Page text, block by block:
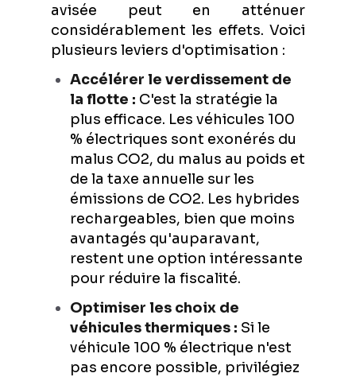
avisée peut en atténuer
considérablement les effets. Voici
plusieurs leviers d'optimisation :
Accélérer le verdissement de
la flotte : C'est la stratégie la
plus efficace. Les véhicules 100
% électriques sont exonérés du
malus CO2, du malus au poids et
de la taxe annuelle sur les
émissions de CO2. Les hybrides
rechargeables, bien que moins
avantagés qu'auparavant,
restent une option intéressante
pour réduire la fiscalité.
Optimiser les choix de
véhicules thermiques : Si le
véhicule 100 % électrique n'est
pas encore possible, privilégiez